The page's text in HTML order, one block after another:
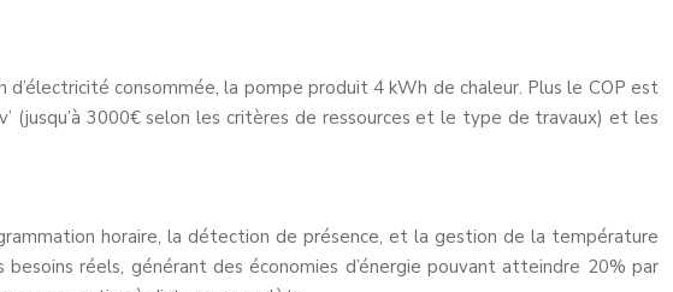
consommée, la pompe produit 4 kWh de chaleur. Plus le COP est
(jusqu’à 3000€ selon les critères de ressources et le type de travaux) et les
horaire, la détection de présence, et la gestion de la température
réels, générant des économies d’énergie pouvant atteindre 20% par